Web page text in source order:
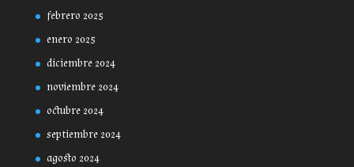
febrero 2025
enero 2025
diciembre 2024
noviembre 2024
octubre 2024
septiembre 2024
agosto 2024